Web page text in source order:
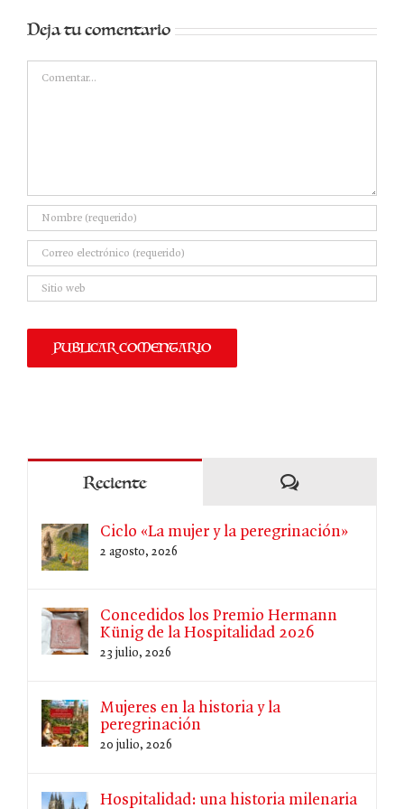
Deja tu comentario
Comentar
Reciente Comentarios
Ciclo «La mujer y la peregrinación»
2 agosto, 2026
Concedidos los Premio Hermann
Künig de la Hospitalidad 2026
23 julio, 2026
Mujeres en la historia y la
peregrinación
20 julio, 2026
Hospitalidad: una historia milenaria